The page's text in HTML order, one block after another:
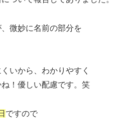
微妙に名前の部分を
いから、わかりやすく
！優しい配慮です。笑
ですので